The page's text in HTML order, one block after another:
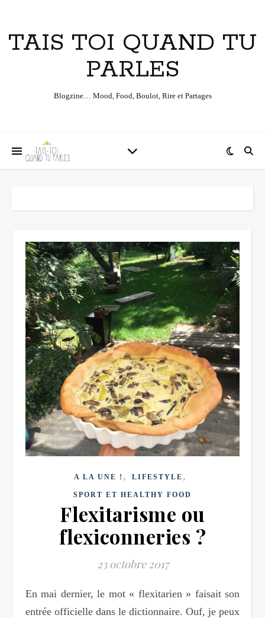
TAIS TOI QUAND TU
PARLES
Blogzine… Mood, Food, Boulot, Rire et Partages
A LA UNE ! , LIFESTYLE ,
SPORT ET HEALTHY FOOD
Flexitarisme ou
flexiconneries ?
23 octobre 2017
En mai dernier, le mot « flexitarien » faisait son
entrée officielle dans le dictionnaire. Ouf, je peux